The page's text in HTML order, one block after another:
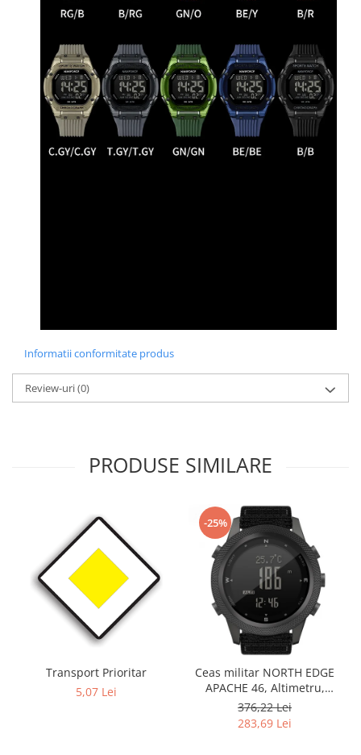
Informatii conformitate produs
Review-uri(0)
PRODUSE SIMILARE
Transport Prioritar
5,07 Lei
-25%
Ceas militar NORTH EDGE
APACHE 46, Altimetru,
Barometru, Cronometru,
Termometru, Pedometru,
Busola
376,22 Lei
283,69 Lei